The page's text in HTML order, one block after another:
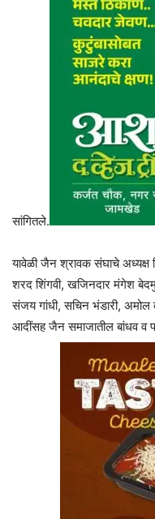
सांगितले.
यावेळी जैन श्रावक संघाचे अध्यक्ष
शरद शिंगवी, खजिनदार मंगेश
संजय गांधी, सचिन भंडारी,
आदींसह जैन समाजातील बांधव व